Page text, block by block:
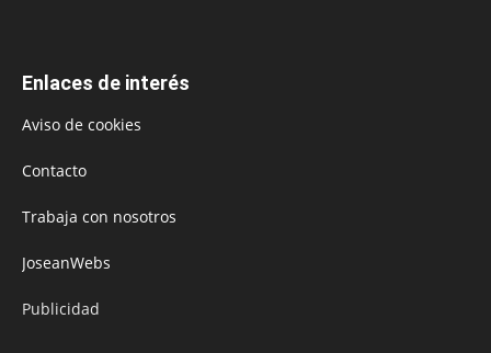
Enlaces de interés
Aviso de cookies
Contacto
Trabaja con nosotros
JoseanWebs
Publicidad